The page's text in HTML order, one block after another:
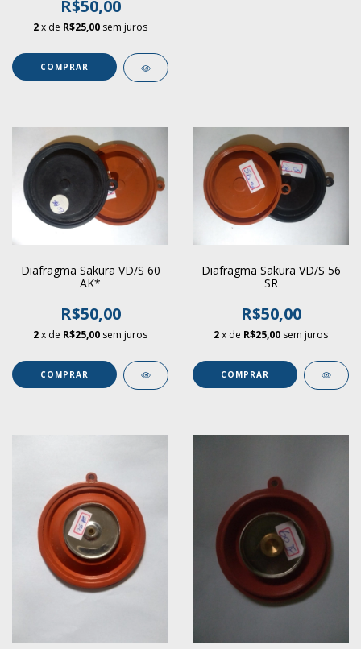
R$50,00
2x de R$25,00 sem juros
Diafragma Sakura VD/S 60
AK*
R$50,00
2x de R$25,00 sem juros
COMPRAR
Diafragma Sakura VD/S 56
SR
R$50,00
2x de R$25,00 sem juros
COMPRAR